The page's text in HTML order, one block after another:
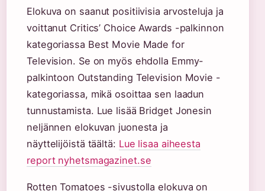
Elokuva on saanut positiivisia arvosteluja ja
voittanut Critics’ Choice Awards -palkinnon
kategoriassa Best Movie Made for
Television. Se on myös ehdolla Emmy-
palkintoon Outstanding Television Movie -
kategoriassa, mikä osoittaa sen laadun
tunnustamista. Lue lisää Bridget Jonesin
neljännen elokuvan juonesta ja
näyttelijöistä täältä: Lue lisaa aiheesta
report nyhetsmagazinet.se
Rotten Tomatoes -sivustolla elokuva on